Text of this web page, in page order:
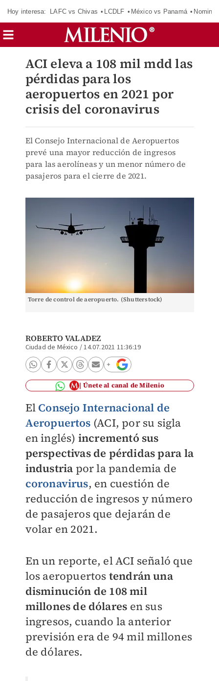
Hoy interesa: LAFC vs Chivas LCDLF México vs Panamá
ACI eleva a 108 mil mdd las
pérdidas para los
aeropuertos en 2021 por
crisis del coronavirus
El Consejo Internacional de Aeropuertos
prevé una mayor reducción de ingresos
para las aerolíneas y un menor número de
pasajeros para el cierre de 2021.
Torre de control de aeropuerto. (Shutterstock)
ROBERTO VALADEZ
Ciudad de México /14.07.2021 11:36:19
Únete al canal de Milenio
El Consejo Internacional de
Aeropuertos (ACI, por su sigla
en inglés) incrementó sus
perspectivas de pérdidas para la
industria por la pandemia de
coronavirus, en cuestión de
reducción de ingresos y número
de pasajeros que dejarán de
volar en 2021.
En un reporte, el ACI señaló que
los aeropuertos tendrán una
disminución de 108 mil
millones de dólares en sus
ingresos, cuando la anterior
previsión era de 94 mil millones
de dólares.